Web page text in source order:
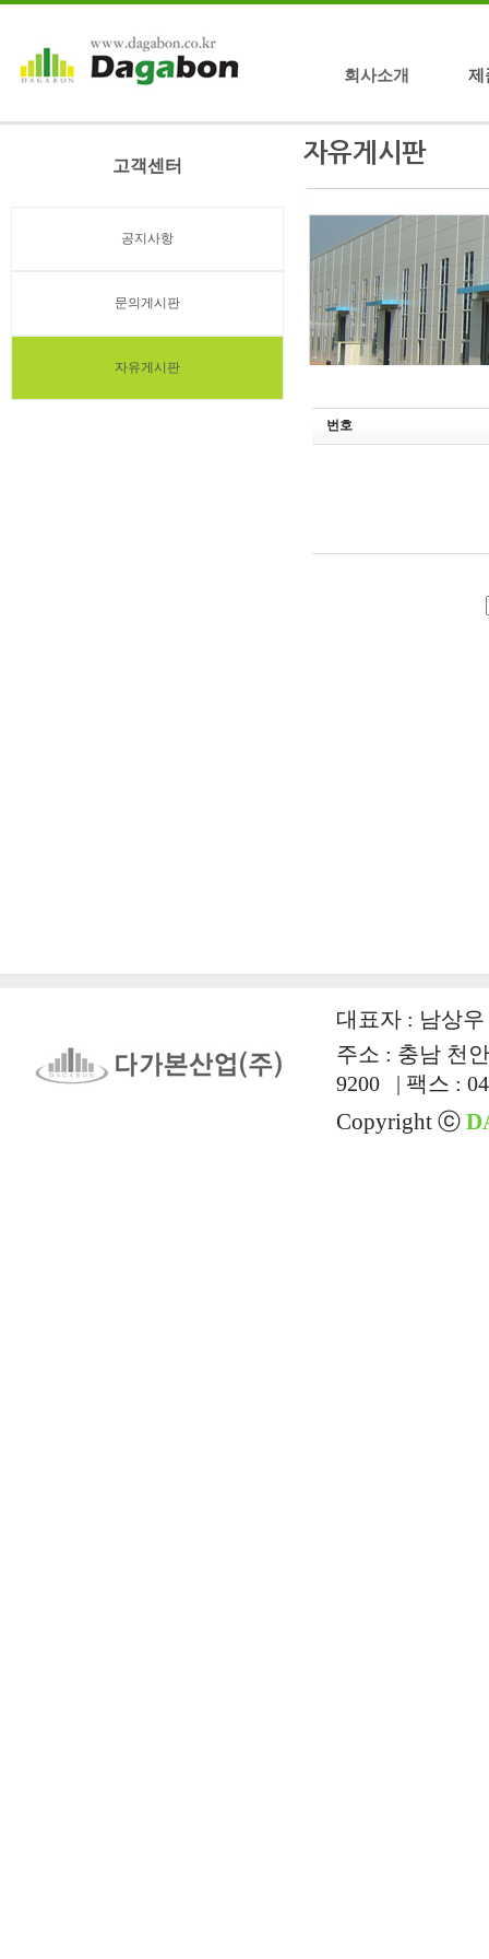
회사소개 제
고객센터
공지사항
문의게시판
자유게시판
번호
대표자 : 남상
주소 : 충남 천
9200 | 팩스 :
Copyright ⓒ